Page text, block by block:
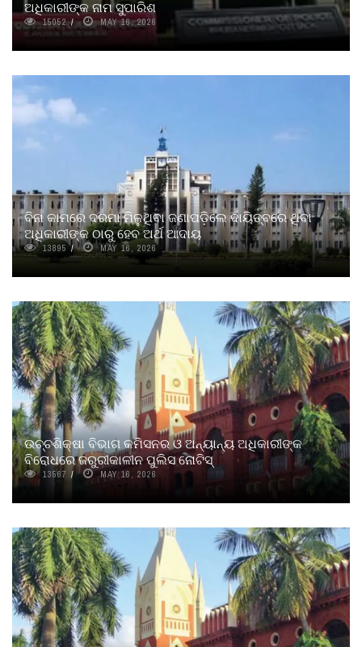
ଅଧିକାରୀଙ୍କ ନାମ ସୁପାରିଶ
15052 MAY 16, 2026
ବିନା କାମରେ ଦରମା ମିଳୁଥିବା ଜଣାପଡ଼ିଲେ ଦାୟିତ୍ବରେ ଥିବା
ଅଧିକାରୀଙ୍କ ଠାରୁ ହେବ ଅର୍ଥ ଆଦାୟ
13895 MAY 16, 2026
ଉଚ୍ଚଶିକ୍ଷା ବିଭାଗ କମିସନର ଓ ଅନ୍ୟାନ୍ୟ ଅଧିକାରୀଙ୍କ
ବିରୋଧରେ ଜରୁରୀକାଳୀନ ପୁଲିସ ନୋଟିସ୍
13567 MAY 16, 2026